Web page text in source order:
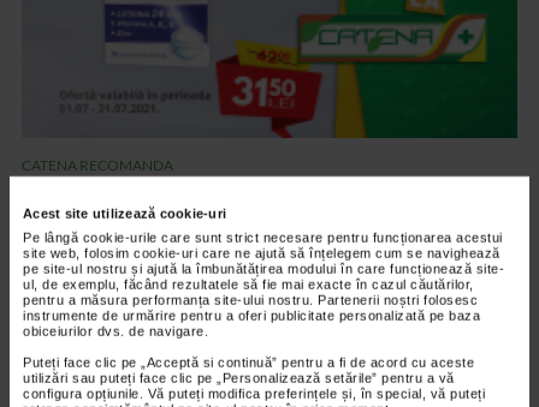
Acest site utilizează cookie-uri
Pe lângă cookie-urile care sunt strict necesare pentru funcționarea acestui
site web, folosim cookie-uri care ne ajută să înțelegem cum se navighează
pe site-ul nostru și ajută la îmbunătățirea modului în care funcționează site-
ul, de exemplu, făcând rezultatele să fie mai exacte în cazul căutărilor,
pentru a măsura performanța site-ului nostru. Partenerii noștri folosesc
instrumente de urmărire pentru a oferi publicitate personalizată pe baza
obiceiurilor dvs. de navigare.
Puteți face clic pe „Acceptă si continuă” pentru a fi de acord cu aceste
utilizări sau puteți face clic pe „Personalizează setările” pentru a vă
configura opțiunile. Vă puteți modifica preferințele și, în special, vă puteți
CATENA RECOMANDA
101.797 vizualizari
VIDEO